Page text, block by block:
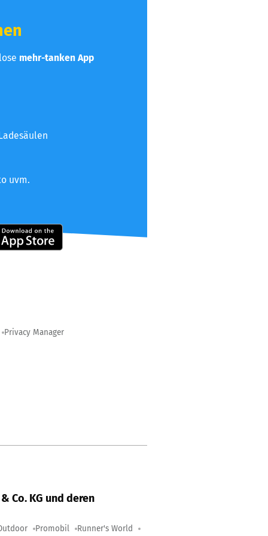
mehr-tanken App
uvm.
Privacy Manager
Co. KG und deren
Promobil Runner's World